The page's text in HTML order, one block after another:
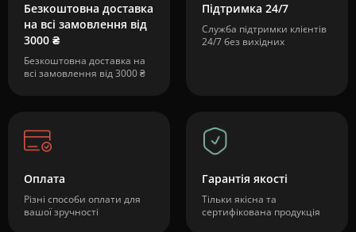
Безкоштовна доставка
на всі замовлення від
3000 ₴
Безкоштовна доставка на
всі замовлення від 3000 ₴
Підтримка 24/7
Служба підтримки клієнтів
24/7 без вихідних
Оплата
Різні способи оплати для
вашої зручності
Гарантія якості
Тільки якісна та
сертифікована продукція